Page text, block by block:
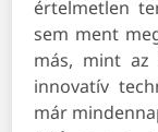
értelmetlen
sem ment
más, mint az
innovatív
már